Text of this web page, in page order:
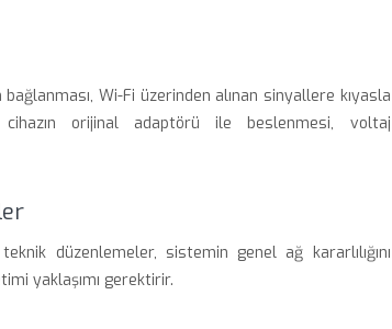
Wi-Fi üzerinden alınan sinyallere kıyasla
orijinal adaptörü ile beslenmesi, voltaj
düzenlemeler, sistemin genel ağ kararlılığını
yaklaşımı gerektirir.